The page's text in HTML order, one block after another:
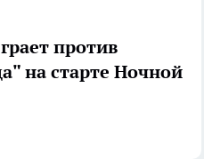
против
на старте Ночной